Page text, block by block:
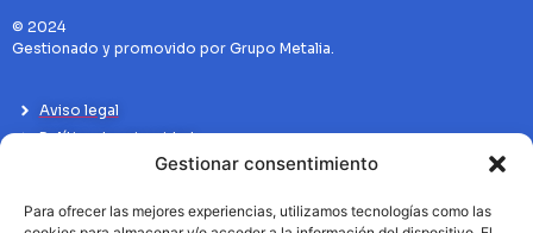
Gestionar consentimiento
Para ofrecer las mejores experiencias, utilizamos tecnologías como las
© 2024
Gestionado y promovido por Grupo Metalia.
Aviso legal
Política de privacidad
Politíca de Cookies